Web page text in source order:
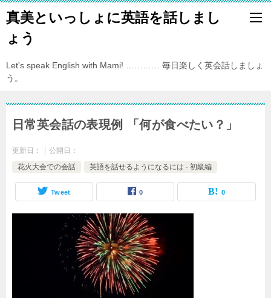
真美といっしょに英語を話しまし
ょう
Let's speak English with Mami! ………… 毎日楽しく英会話しましょ
う。
日常英会話の表現例 「何が食べたい？」
更新日：
公開日：
花火大会での会話
英語を話せるようになるには - 初級編
Tweet 0 0